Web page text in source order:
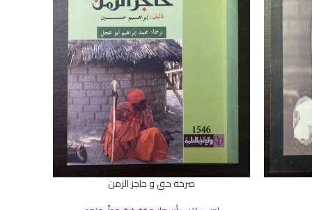
إضافة إلى السلةصرخة حق و حاجز الزمن